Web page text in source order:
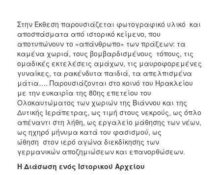
Στην Έκθεση παρουσιάζεται φωτογραφικό υλικό και
αποσπάσματα από ιστορικό κείμενο, που
αποτυπώνουν το «απάνθρωπο» των πράξεων: τα
καμένα χωριά, τους βομβαρδισμένους τόπους, τις
ομαδικές εκτελέσεις αμάχων, τις μαυροφορεμένες
γυναίκες, τα ρακένδυτα παιδιά, τα απελπισμένα
μάτια…. Παρουσιάζονται στο κοινό του Ηρακλείου
με την ευκαιρία της 80ης επετείου του
Ολοκαυτώματος των χωριών της Βιάννου και της
Δυτικής Ιεράπετρας, ως τιμή στους νεκρούς, ως όπλο
απέναντι στη λήθη, ως εργαλείο μάθησης των νέων,
ως ηχηρό μήνυμα κατά του φασισμού, ως
ώθηση στον ιερό αγώνα διεκδίκησης των
γερμανικών αποζημιώσεων και επανορθώσεων.
Η Διάσωση ενός Ιστορικού Αρχείου